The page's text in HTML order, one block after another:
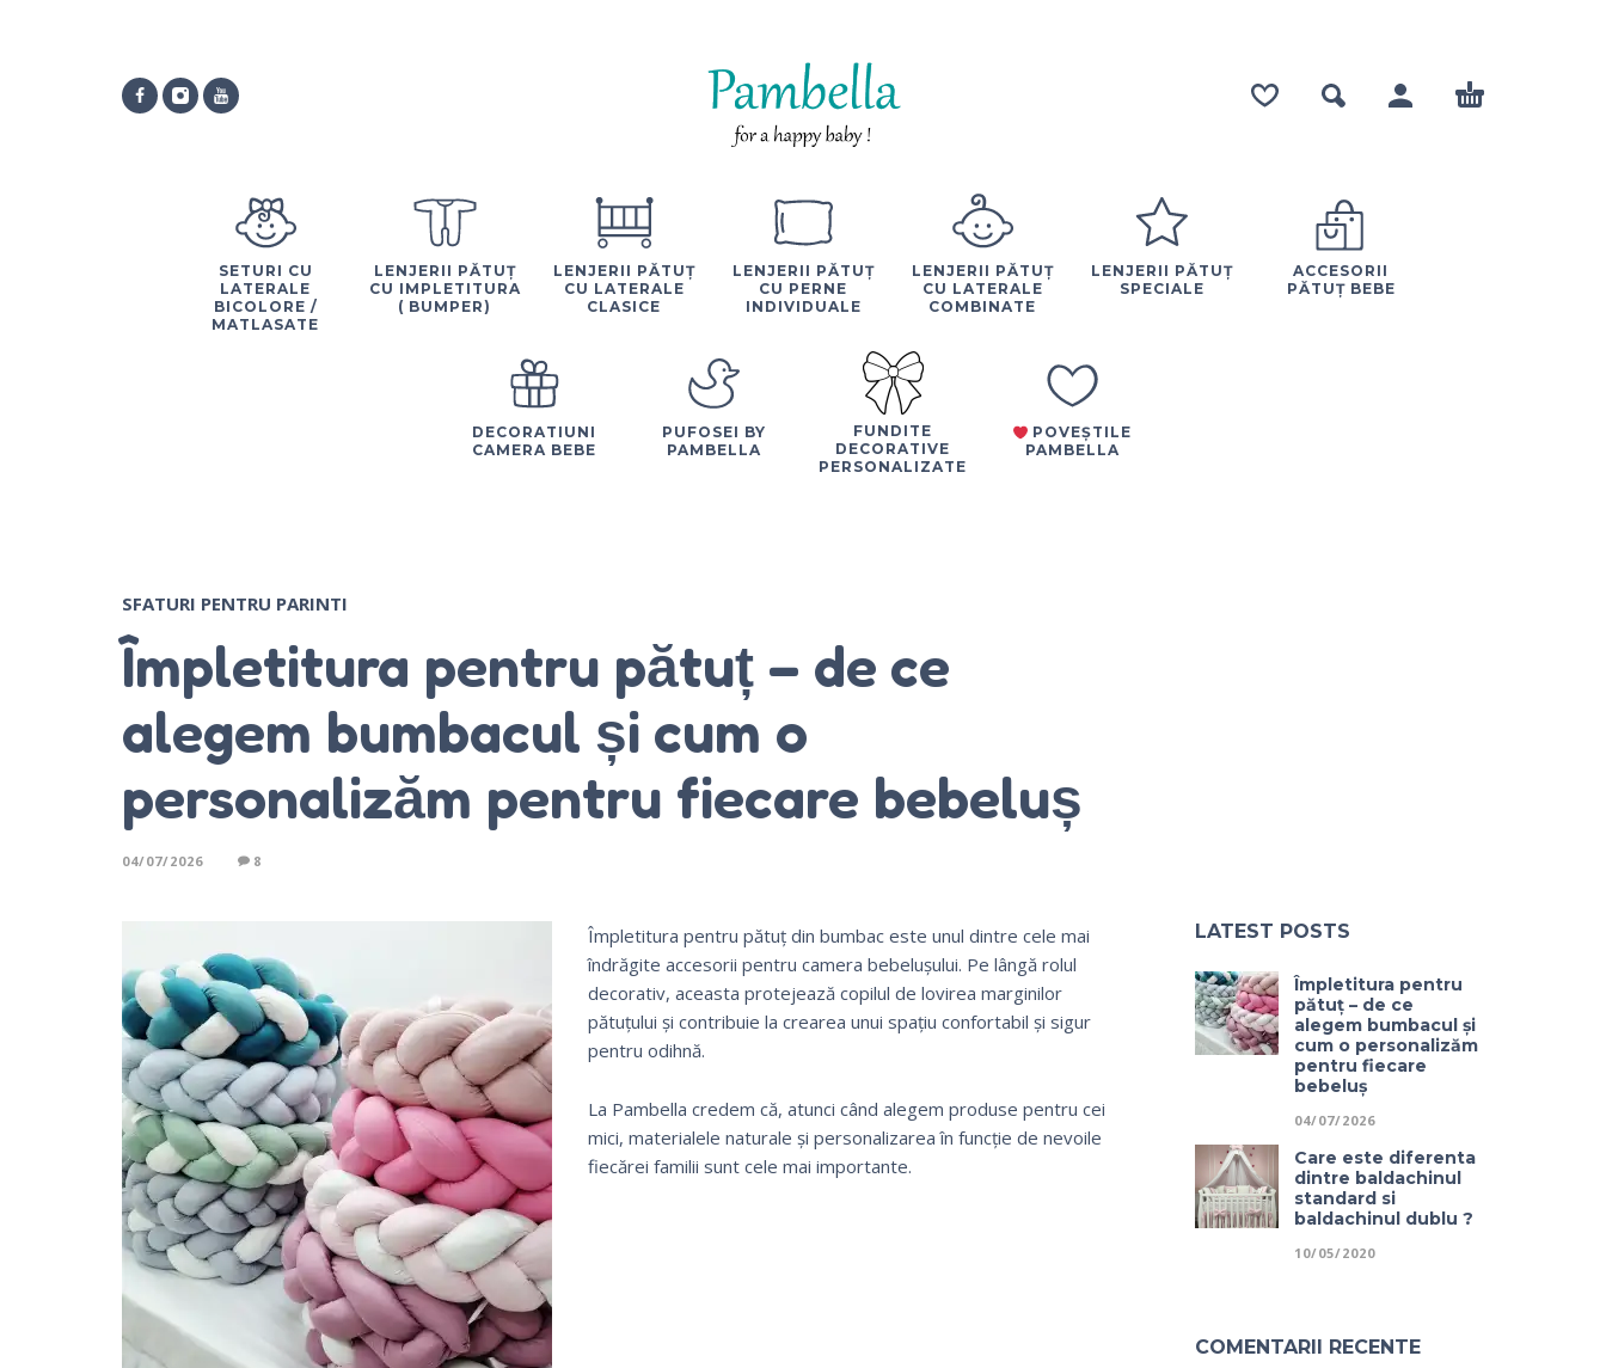
SETURI CU
LATERALE
BICOLORE /
MATLASATE
LENJERII PĂTUȚ
CU IMPLETITURA
( BUMPER)
LENJERII PĂTUȚ
CU LATERALE
CLASICE
LENJERII PĂTUȚ
CU PERNE
INDIVIDUALE
LENJERII PĂTUȚ
CU LATERALE
COMBINATE
LENJERII PĂTUȚ
SPECIALE
ACCESORII
PĂTUȚ BEBE
DECORATIUNI
CAMERA BEBE
PUFOSEI BY
PAMBELLA
FUNDITE
DECORATIVE
PERSONALIZATE
POVEȘTILE
PAMBELLA
SFATURI PENTRU PARINTI
Împletitura pentru pătuț – de ce
alegem bumbacul și cum o
personalizăm pentru fiecare bebeluș
04/07/2026 8
Împletitura pentru pătuț din bumbac este unul dintre cele mai
îndrăgite accesorii pentru camera bebelușului. Pe lângă rolul
decorativ, aceasta protejează copilul de lovirea marginilor
pătuțului și contribuie la crearea unui spațiu confortabil și sigur
pentru odihnă.
La Pambella credem că, atunci când alegem produse pentru cei
mici, materialele naturale și personalizarea în funcție de nevoile
fiecărei familii sunt cele mai importante.
LATEST POSTS
Împletitura pentru
pătuț – de ce
alegem bumbacul și
cum o personalizăm
pentru fiecare
bebeluș
04/07/2026
Care este diferenta
dintre baldachinul
standard si
baldachinul dublu ?
10/05/2020
COMENTARII RECENTE